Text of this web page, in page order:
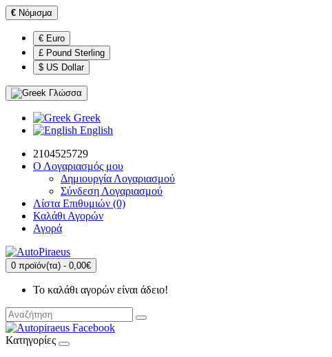
€ Νόμισμα
€ Euro
£ Pound Sterling
$ US Dollar
Γλώσσα
Greek
English
2104525729
Ο Λογαριασμός μου
Δημιουργία Λογαριασμού
Σύνδεση Λογαριασμού
Λίστα Επιθυμιών (0)
Καλάθι Αγορών
Αγορά
0 προϊόν(τα) - 0,00€
Το καλάθι αγορών είναι άδειο!
Κατηγορίες